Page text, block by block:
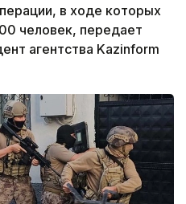
в ходе которых
человек, передает
агентства Kazinform